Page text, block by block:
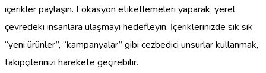
içerikler paylaşın. Lokasyon etiketlemeleri yaparak, yerel
çevredeki insanlara ulaşmayı hedefleyin. İçeriklerinizde sık sık
“yeni ürünler”, “kampanyalar” gibi cezbedici unsurlar kullanmak,
takipçilerinizi harekete geçirebilir.